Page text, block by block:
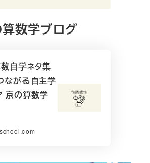
数学ブログ
自学ネタ集
ながる自主学
京の算数学